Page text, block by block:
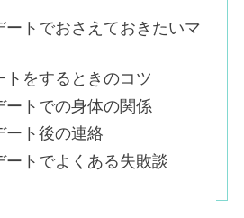
ートでおさえておきたいマ
トをするときのコツ
ートでの身体の関係
ート後の連絡
ートでよくある失敗談